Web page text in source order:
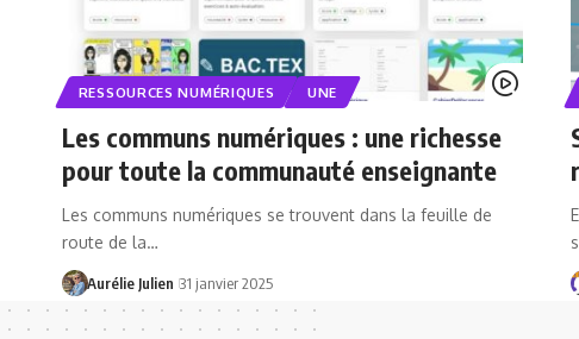
RESSOURCES NUMÉRIQUES UNE
Les communs numériques : une richesse
pour toute la communauté enseignante
Les communs numériques se trouvent dans la feuille de
route de la…
Aurélie Julien 31 janvier 2025